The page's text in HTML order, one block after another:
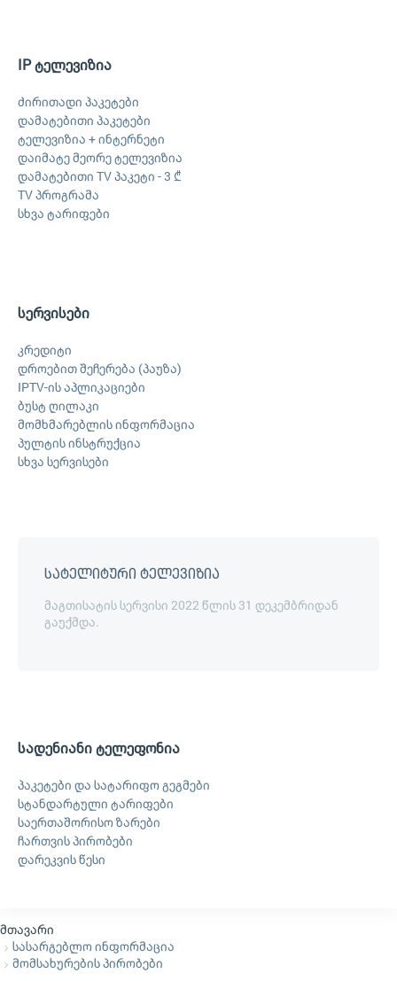
IP ტელევიზია
ძირითადი პაკეტები
დამატებითი პაკეტები
ტელევიზია + ინტერნეტი
დაიმატე მეორე ტელევიზია
დამატებითი TV პაკეტი - 3 ₾
TV პროგრამა
სხვა ტარიფები
სერვისები
კრედიტი
დროებით შეჩერება (პაუზა)
IPTV-ის აპლიკაციები
ბუსტ ღილაკი
მომხმარებლის ინფორმაცია
პულტის ინსტრუქცია
სხვა სერვისები
სატელიტური ტელევიზია
მაგთისატის სერვისი 2022 წლის 31 დეკემბრიდან
გაუქმდა.
სადენიანი ტელეფონია
პაკეტები და სატარიფო გეგმები
სტანდარტული ტარიფები
საერთაშორისო ზარები
ჩართვის პირობები
დარეკვის წესი
მთავარი
სასარგებლო ინფორმაცია
მომსახურების პირობები